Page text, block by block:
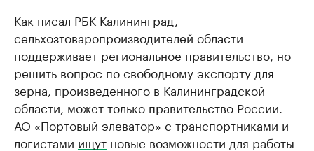
Как писал РБК Калининград,
сельхозтоваропроизводителей области
поддерживает региональное правительство, но
решить вопрос по свободному экспорту для
зерна, произведенного в Калининградской
области, может только правительство России.
АО «Портовый элеватор» с транспортниками и
логистами ищут новые возможности для работы